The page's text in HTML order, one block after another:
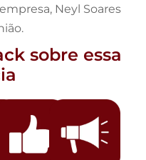
Neyl Soares
sobre essa